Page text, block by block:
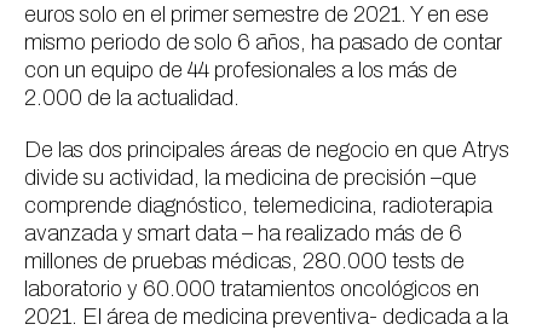
euros solo en el primer semestre de 2021. Y en ese
mismo periodo de solo 6 años, ha pasado de contar
con un equipo de 44 profesionales a los más de
2.000 de la actualidad.
De las dos principales áreas de negocio en que Atrys
divide su actividad, la medicina de precisión –que
comprende diagnóstico, telemedicina, radioterapia
avanzada y smart data – ha realizado más de 6
millones de pruebas médicas, 280.000 tests de
laboratorio y 60.000 tratamientos oncológicos en
2021. El área de medicina preventiva- dedicada a la